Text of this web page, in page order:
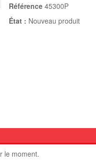
Référence 45300P
État : Nouveau produit
le moment.